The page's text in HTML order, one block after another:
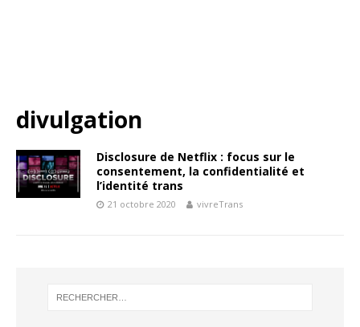
divulgation
Disclosure de Netflix : focus sur le
consentement, la confidentialité et
l’identité trans
21 octobre 2020 vivreTrans